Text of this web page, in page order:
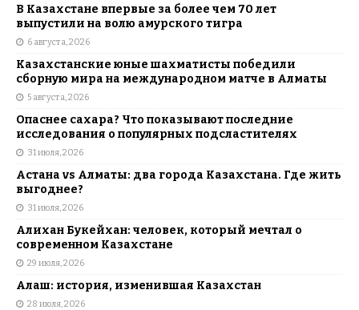
В Казахстане впервые за более чем 70 лет
выпустили на волю амурского тигра
6 августа, 2026
Казахстанские юные шахматисты победили
сборную мира на международном матче в Алматы
5 августа, 2026
Опаснее сахара? Что показывают последние
исследования о популярных подсластителях
31 июля, 2026
Астана vs Алматы: два города Казахстана. Где жить
выгоднее?
31 июля, 2026
Алихан Букейхан: человек, который мечтал о
современном Казахстане
29 июля, 2026
Алаш: история, изменившая Казахстан
28 июля, 2026